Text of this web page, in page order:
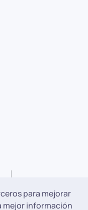
para mejorar
mejor información